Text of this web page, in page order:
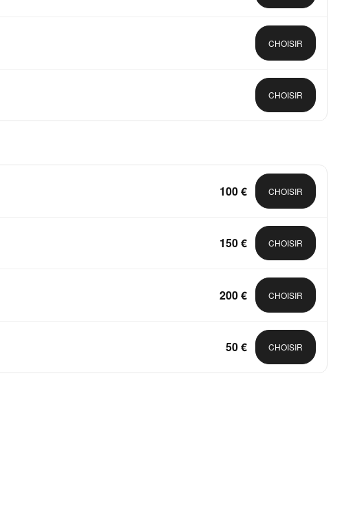
CHOISIR
CHOISIR
100 € CHOISIR
150 € CHOISIR
200 € CHOISIR
50 € CHOISIR